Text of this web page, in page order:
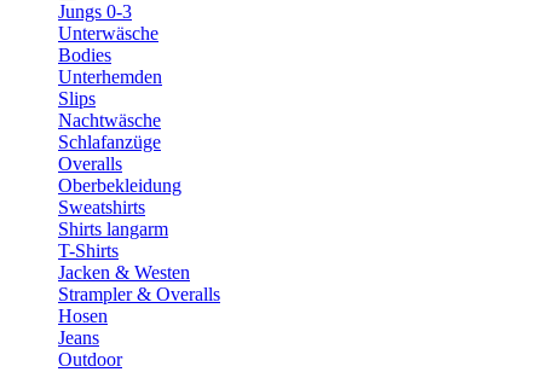
Jungs 0-3
Unterwäsche
Bodies
Unterhemden
Slips
Nachtwäsche
Schlafanzüge
Overalls
Oberbekleidung
Sweatshirts
Shirts langarm
T-Shirts
Jacken & Westen
Strampler & Overalls
Hosen
Jeans
Outdoor